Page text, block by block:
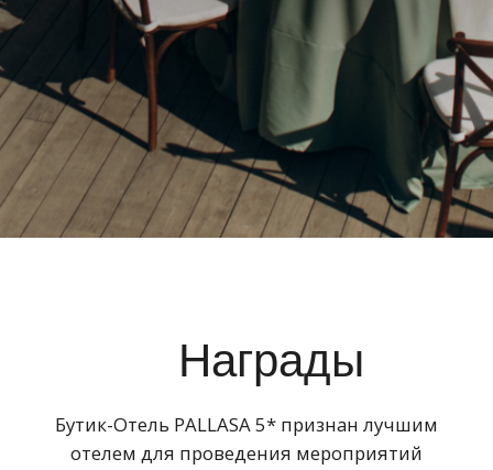
Награды
Бутик-Отель PALLASA 5* признан лучшим
отелем для проведения мероприятий
по версии
Лучшая загородная
площадка для свадьбы
Лучший бутик-отель для
свадьбы 2021 г